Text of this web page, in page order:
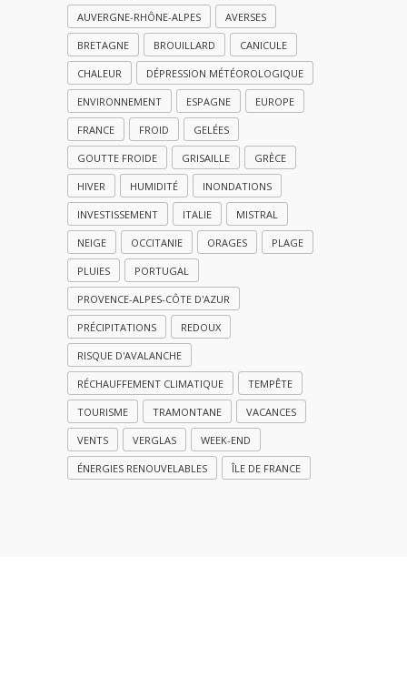
AUVERGNE-RHÔNE-ALPES AVERSES
BRETAGNE BROUILLARD CANICULE
CHALEUR DÉPRESSION MÉTÉOROLOGIQUE
ENVIRONNEMENT ESPAGNE EUROPE
FRANCE FROID GELÉES
GOUTTE FROIDE GRISAILLE GRÈCE
HIVER HUMIDITÉ INONDATIONS
INVESTISSEMENT ITALIE MISTRAL
NEIGE OCCITANIE ORAGES PLAGE
PLUIES PORTUGAL
PROVENCE-ALPES-CÔTE D'AZUR
PRÉCIPITATIONS REDOUX
RISQUE D'AVALANCHE
RÉCHAUFFEMENT CLIMATIQUE TEMPÊTE
TOURISME TRAMONTANE VACANCES
VENTS VERGLAS WEEK-END
ÉNERGIES RENOUVELABLES ÎLE DE FRANCE